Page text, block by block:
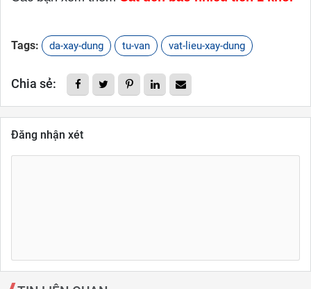
Tags: da-xay-dung tu-van vat-lieu-xay-dung
Chia sẻ:
Đăng nhận xét